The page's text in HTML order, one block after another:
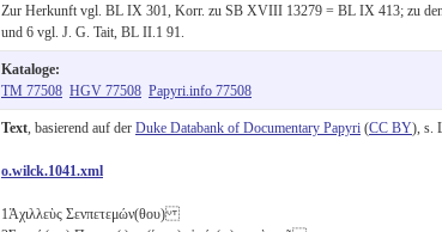
Zur Herkunft vgl. BL IX 301, Korr. zu SB XVIII 13279 = BL IX 413; zu
und 6 vgl. J. G. Tait, BL II.1 91.
Kataloge:
TM 77508 HGV 77508 Papyri.info 77508
Text , basierend auf der Duke Databank of Documentary Papyri (CC BY), s.
o.wilck.1041.xml
1 Ἀχιλλεὺς Σενπετεμών(θου)